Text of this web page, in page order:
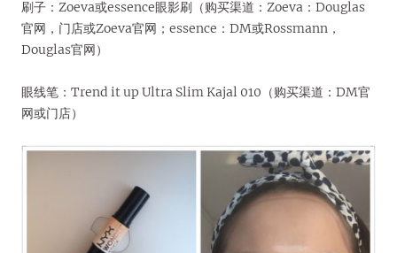
刷子：Zoeva或essence眼影刷（购买渠道：Zoeva：Douglas
官网，门店或Zoeva官网；essence：DM或Rossmann，
Douglas官网）
眼线笔：Trend it up Ultra Slim Kajal 010（购买渠道：DM官
网或门店）